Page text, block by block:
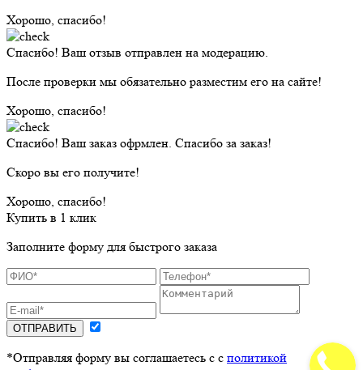
Хорошо, спасибо!
Спасибо! Ваш отзыв отправлен на модерацию.
После проверки мы обязательно разместим его на сайте!
Хорошо, спасибо!
Спасибо! Ваш заказ офрмлен. Спасибо за заказ!
Скоро вы его получите!
Хорошо, спасибо!
Купить в 1 клик
Заполните форму для быстрого заказа
ОТПРАВИТЬ
*Отправляя форму вы соглашаетесь с с политикой